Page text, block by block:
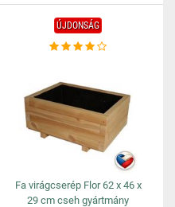
ÚJDONSÁG
Fa virágcserép Flor 62 x 46 x
29 cm cseh gyártmány